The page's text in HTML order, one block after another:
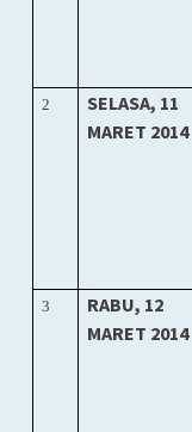
2
SELASA, 11
MARET 2014
3 RABU, 12
MARET 2014